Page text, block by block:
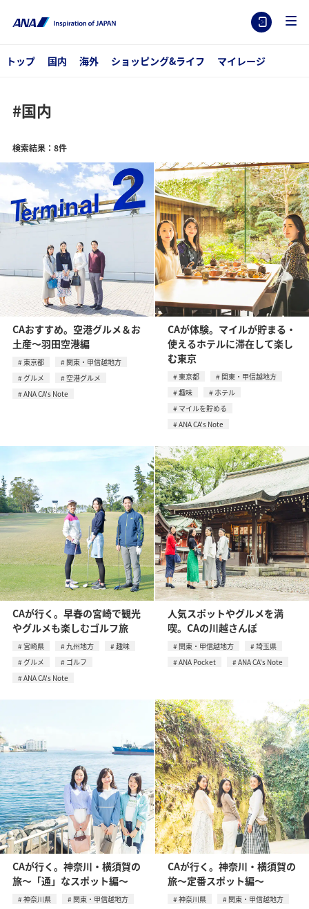
トップ 国内 海外 ショッピング&ライフ マイレージ
#国内
検索結果：8件
CAおすすめ。空港グルメ＆お
土産〜羽田空港編
東京都
関東・甲信越地方
グルメ
空港グルメ
ANA CA's Note
CAが体験。マイルが貯まる・
使えるホテルに滞在して楽し
む東京
東京都
関東・甲信越地方
趣味
ホテル
マイルを貯める
ANA CA's Note
CAが行く。早春の宮崎で観光
やグルメも楽しむゴルフ旅
宮崎県 九州地方
趣味
グルメ
ゴルフ
ANA CA's Note
人気スポットやグルメを満
喫。CAの川越さんぽ
関東・甲信越地方
埼玉県
ANA Pocket
ANA CA's Note
CAが行く。神奈川・横須賀の
旅〜「通」なスポット編〜
神奈川県
関東・甲信越地方
CAが行く。神奈川・横須賀の
旅〜定番スポット編〜
神奈川県
関東・甲信越地方